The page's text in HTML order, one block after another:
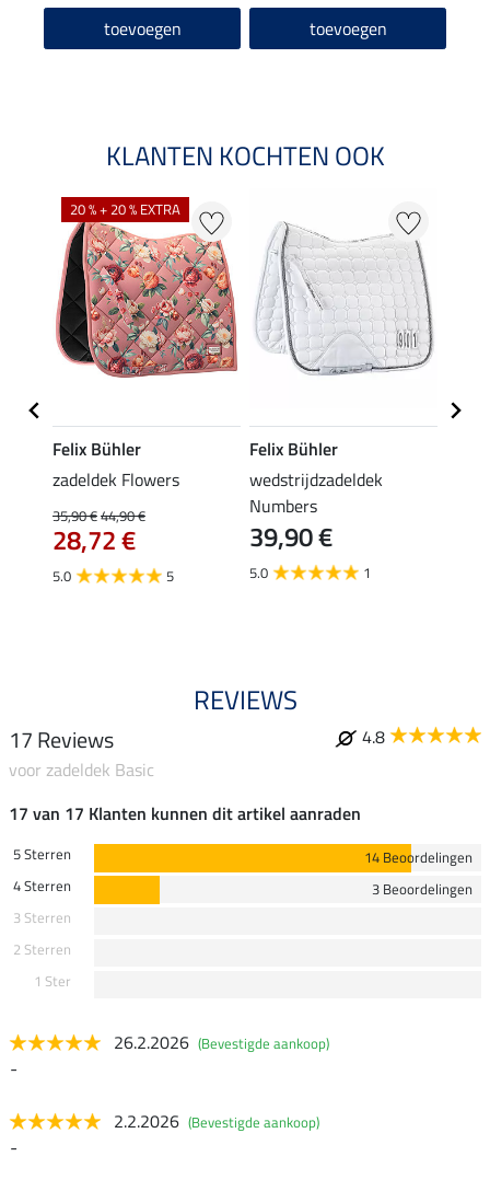
toevoegen toevoegen
KLANTEN KOCHTEN OOK
20 % + 20 % EXTRA
Felix Bühler
zadeldek Flowers
35,90 €44,90 €
28,72 €
5.0 5
Felix Bühler
wedstrijdzadeldek
Numbers
39,90 €
5.0 1
REVIEWS
17 Reviews
4.8
voor zadeldek Basic
17 van 17 Klanten kunnen dit artikel aanraden
5 Sterren
14 Beoordelingen
4 Sterren
3 Beoordelingen
3 Sterren
2 Sterren
1 Ster
26.2.2026 (Bevestigde aankoop)
-
2.2.2026 (Bevestigde aankoop)
-